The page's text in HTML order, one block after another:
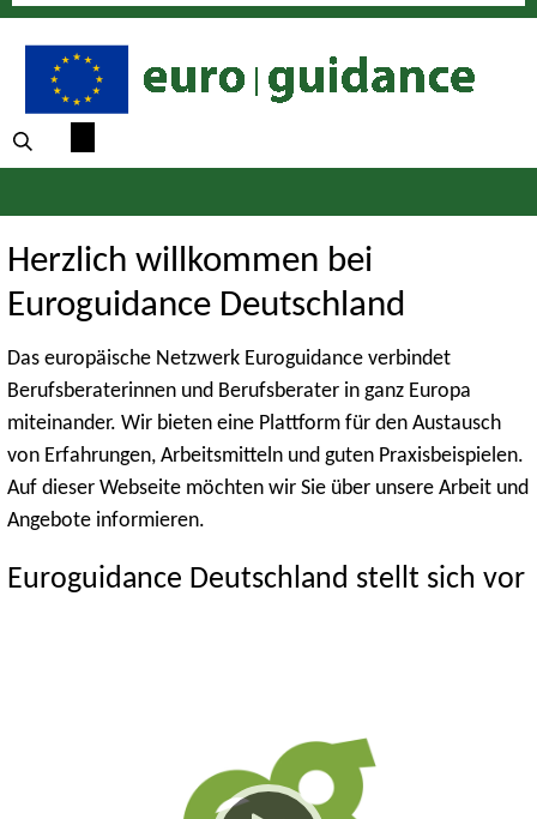
Herzlich willkommen bei
Euroguidance Deutschland
Das europäische Netzwerk Euroguidance verbindet
Berufsberaterinnen und Berufsberater in ganz Europa
miteinander. Wir bieten eine Plattform für den Austausch
von Erfahrungen, Arbeitsmitteln und guten Praxisbeispielen.
Auf dieser Webseite möchten wir Sie über unsere Arbeit und
Angebote informieren.
Euroguidance Deutschland stellt sich vor